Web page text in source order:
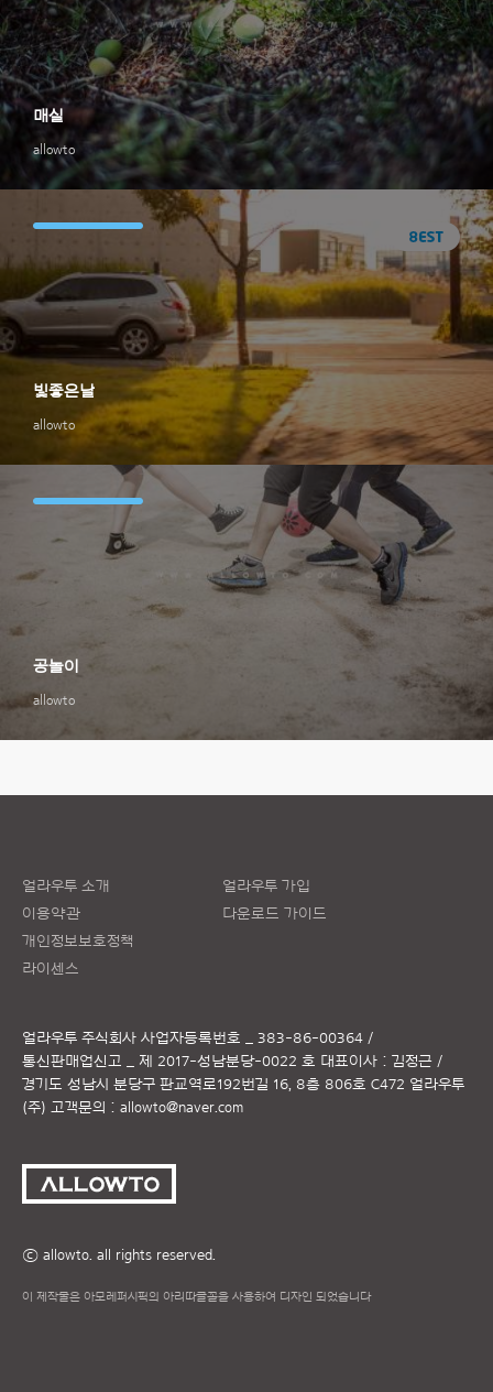
allowto
매실
allowto
빛좋은날
allowto
공놀이
얼라우투 소개
이용약관
개인정보보호정책
라이센스
얼라우투 가입
다운로드 가이드
얼라우투 주식회사 사업자등록번호 _ 383-86-00364 /
통신판매업신고 _ 제 2017-성남분당-0022 호 대표이사 : 김정근 /
경기도 성남시 분당구 판교역로192번길 16, 8층 806호 C472 얼라우투
(주) 고객문의 : allowto@naver.com
ⓒ allowto. all rights reserved.
이 제작물은 아모레퍼시픽의 아리따글꼴을 사용하여 디자인 되었습니다